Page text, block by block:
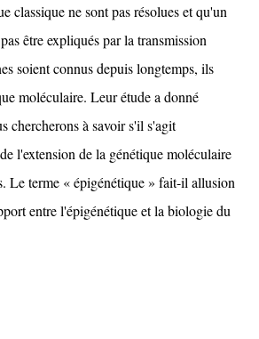
classique ne sont pas résolues et qu'un
être expliqués par la transmission
soient connus depuis longtemps, ils
moléculaire. Leur étude a donné
chercherons à savoir s'il s'agit
l'extension de la génétique moléculaire
Le terme « épigénétique » fait-il allusion
entre l'épigénétique et la biologie du